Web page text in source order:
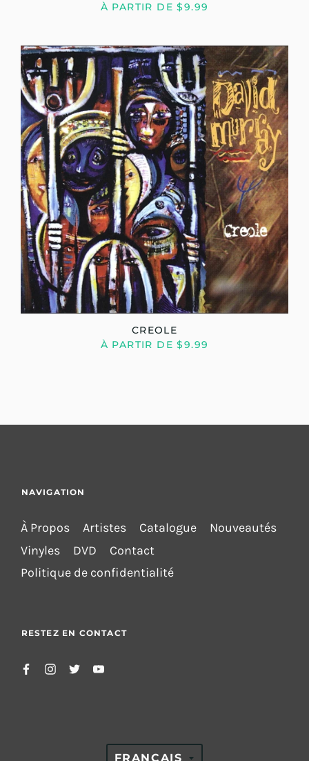
À PARTIR DE $9.99
CREOLE
À PARTIR DE $9.99
NAVIGATION
À Propos Artistes Catalogue
Nouveautés
Vinyles
DVD
Contact
Politique de confidentialité
RESTEZ EN CONTACT
TRANSLATION
FRANÇAIS